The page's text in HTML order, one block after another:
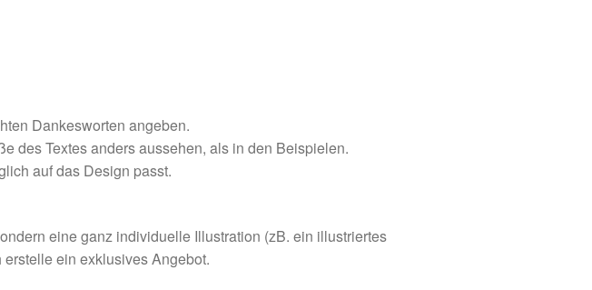
Dankesworten angeben.
des Textes anders aussehen, als in den Beispielen.
auf das Design passt.
eine ganz individuelle Illustration (zB. ein illustriertes
ein exklusives Angebot.